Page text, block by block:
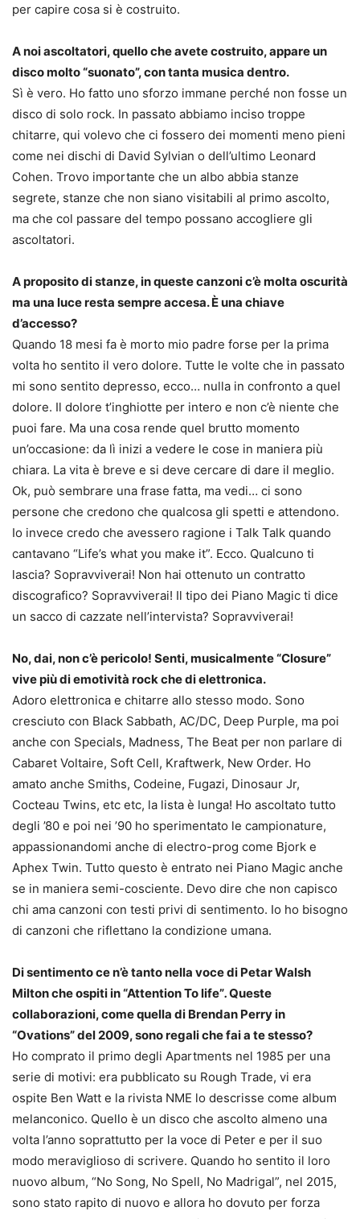
per capire cosa si è costruito.
A noi ascoltatori, quello che avete costruito, appare un
disco molto “suonato”, con tanta musica dentro.
Sì è vero. Ho fatto uno sforzo immane perché non fosse un
disco di solo rock. In passato abbiamo inciso troppe
chitarre, qui volevo che ci fossero dei momenti meno pieni
come nei dischi di David Sylvian o dell’ultimo Leonard
Cohen. Trovo importante che un albo abbia stanze
segrete, stanze che non siano visitabili al primo ascolto,
ma che col passare del tempo possano accogliere gli
ascoltatori.
A proposito di stanze, in queste canzoni c’è molta oscurità
ma una luce resta sempre accesa. È una chiave
d’accesso?
Quando 18 mesi fa è morto mio padre forse per la prima
volta ho sentito il vero dolore. Tutte le volte che in passato
mi sono sentito depresso, ecco… nulla in confronto a quel
dolore. Il dolore t’inghiotte per intero e non c’è niente che
puoi fare. Ma una cosa rende quel brutto momento
un’occasione: da lì inizi a vedere le cose in maniera più
chiara. La vita è breve e si deve cercare di dare il meglio.
Ok, può sembrare una frase fatta, ma vedi… ci sono
persone che credono che qualcosa gli spetti e attendono.
Io invece credo che avessero ragione i Talk Talk quando
cantavano “Life’s what you make it”. Ecco. Qualcuno ti
lascia? Sopravviverai! Non hai ottenuto un contratto
discografico? Sopravviverai! Il tipo dei Piano Magic ti dice
un sacco di cazzate nell’intervista? Sopravviverai!
No, dai, non c’è pericolo! Senti, musicalmente “Closure”
vive più di emotività rock che di elettronica.
Adoro elettronica e chitarre allo stesso modo. Sono
cresciuto con Black Sabbath, AC/DC, Deep Purple, ma poi
anche con Specials, Madness, The Beat per non parlare di
Cabaret Voltaire, Soft Cell, Kraftwerk, New Order. Ho
amato anche Smiths, Codeine, Fugazi, Dinosaur Jr,
Cocteau Twins, etc etc, la lista è lunga! Ho ascoltato tutto
degli ’80 e poi nei ’90 ho sperimentato le campionature,
appassionandomi anche di electro-prog come Bjork e
Aphex Twin. Tutto questo è entrato nei Piano Magic anche
se in maniera semi-cosciente. Devo dire che non capisco
chi ama canzoni con testi privi di sentimento. Io ho bisogno
di canzoni che riflettano la condizione umana.
Di sentimento ce n’è tanto nella voce di Petar Walsh
Milton che ospiti in “Attention To life”.Queste
collaborazioni, come quella di Brendan Perry in
“Ovations” del 2009, sono regali che fai a te stesso?
Ho comprato il primo degli Apartments nel 1985 per una
serie di motivi: era pubblicato su Rough Trade, vi era
ospite Ben Watt e la rivista NME lo descrisse come album
melanconico. Quello è un disco che ascolto almeno una
volta l’anno soprattutto per la voce di Peter e per il suo
modo meraviglioso di scrivere. Quando ho sentito il loro
nuovo album, “No Song, No Spell, No Madrigal”, nel 2015,
sono stato rapito di nuovo e allora ho dovuto per forza